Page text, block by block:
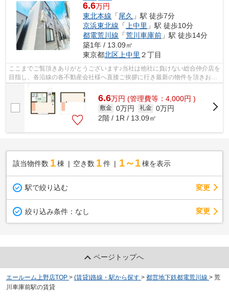
6.6万円
東北本線 「尾久 」駅 徒歩7分
京浜東北線 「上中里 」駅 徒歩10分
都電荒川線 「荒川車庫前 」駅 徒歩14分
築1年 / 13.09㎡
東京都北区上中里 ２丁目
ここまでご覧頂きありがとうございます♪当社は他社に負けない総合仲介店を
目指し、各沿線の各不動産会社様へ直接ご挨拶に行き最新の物件を頂きお客
6.6万円 (管理費等：4,000円 )
敷金 0万円 礼金 0万円
2階 / 1R / 13.09㎡
該当物件数 1棟 空き数 1 件 1～1 棟を表示
駅で絞り込む 変更
絞り込み条件： なし 変更
ページトップへ
エールーム上野店TOP > (賃貸)路線・駅から探す > 都営地下鉄都電荒川線 > 荒
川車庫前駅の賃貸